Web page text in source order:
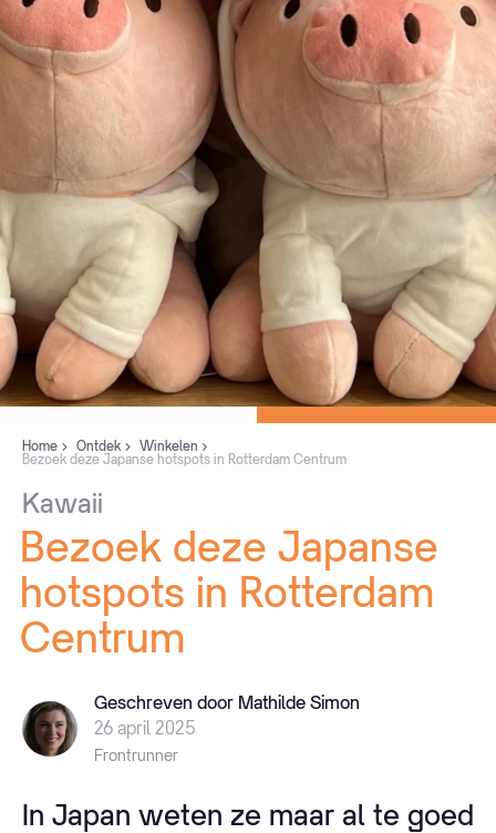
Home Ontdek
Winkelen
Bezoek deze Japanse hotspots in Rotterdam Centrum
Kawaii
Bezoek deze Japanse
hotspots in Rotterdam
Centrum
Geschreven door Mathilde Simon
26 april 2025
Frontrunner
In Japan weten ze maar al te goed